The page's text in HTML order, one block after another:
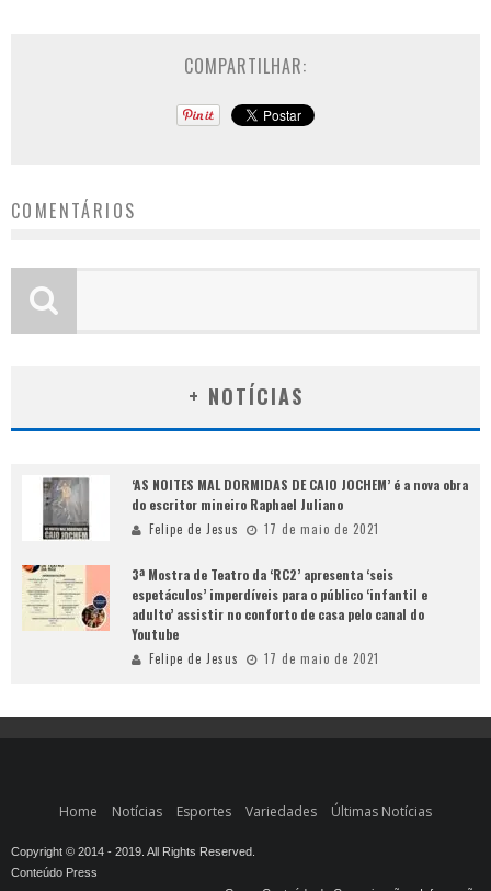
COMPARTILHAR:
COMENTÁRIOS
+ NOTÍCIAS
‘AS NOITES MAL DORMIDAS DE CAIO JOCHEM’ é a nova obra
do escritor mineiro Raphael Juliano
Felipe de Jesus 17 de maio de 2021
3ª Mostra de Teatro da ‘RC2’ apresenta ‘seis
espetáculos’ imperdíveis para o público ‘infantil e
adulto’ assistir no conforto de casa pelo canal do
Youtube
Felipe de Jesus 17 de maio de 2021
Home Notícias Esportes Variedades Últimas Notícias
Copyright © 2014 - 2019. All Rights Reserved.
Conteúdo Press